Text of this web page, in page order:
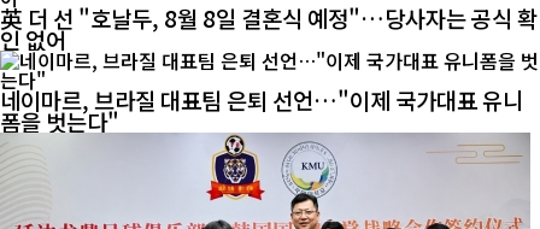
英 더 선 "호날두, 8월 8일 결혼식 예정"…당사자는 공식 확
인 없어
네이마르, 브라질 대표팀 은퇴 선언…"이제 국가대표 유니
폼을 벗는다"